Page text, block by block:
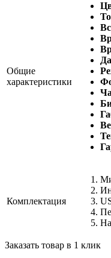
Общие
характеристики
Комплектация
Заказать товар в 1 клик